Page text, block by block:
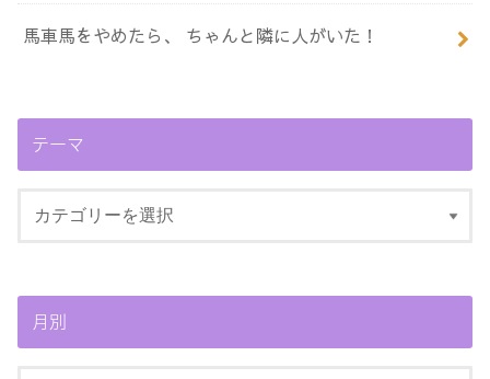
馬車馬をやめたら、 ちゃんと隣に人がいた！
テーマ
月別